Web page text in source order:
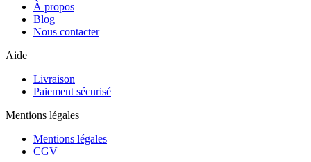
À propos
Blog
Nous contacter
Aide
Livraison
Paiement sécurisé
Mentions légales
Mentions légales
CGV